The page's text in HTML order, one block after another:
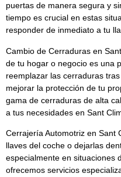
puertas de manera segura y
tiempo es crucial en estas
responder de inmediato a tu
Cambio de Cerraduras en
de tu hogar o negocio es una
reemplazar las cerraduras
mejorar la protección de tu
gama de cerraduras de alta
a tus necesidades en Sant
Cerrajería Automotriz en Sant
llaves del coche o dejarlas
especialmente en situaciones
ofrecemos servicios